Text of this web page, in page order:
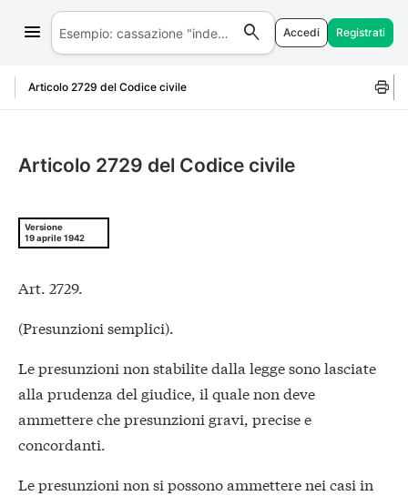
Salta al contenuto Accedi Registrati
Articolo 2729 del Codice civile
Articolo 2729 del Codice civile
Versione
19 aprile 1942
Art. 2729.
(Presunzioni semplici).
Le presunzioni non stabilite dalla legge sono lasciate
alla prudenza del giudice, il quale non deve
ammettere che presunzioni gravi, precise e
concordanti.
Le presunzioni non si possono ammettere nei casi in